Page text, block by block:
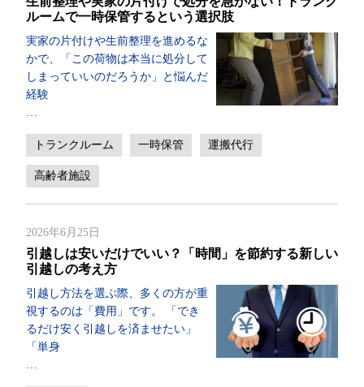
ルームで一時保管するという選択肢
実家の片付けや生前整理を進めるな
かで、「この荷物は本当に処分して
しまっていいのだろうか」と悩んだ
経験
トランクルーム 一時保管 運搬代行
高齢者施設
2026年6月25日
引越しは安いだけでいい？「時間」を節約する新しい
引越しの考え方
引越し方法を選ぶ際、多くの方が重
視するのは「費用」です。 「でき
るだけ安く引越しを済ませたい」
「単身